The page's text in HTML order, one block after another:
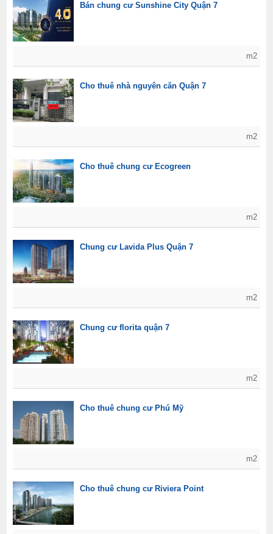
m2
Bán chung cư Sunshine City Quận 7
m2
Cho thuê nhà nguyên căn Quận 7
m2
Cho thuê chung cư Ecogreen
m2
Chung cư Lavida Plus Quận 7
m2
Chung cư florita quận 7
m2
Cho thuê chung cư Phú Mỹ
Cho thuê chung cư Riviera Point